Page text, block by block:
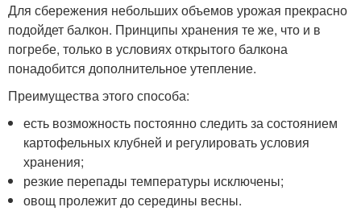
Для сбережения небольших объемов урожая прекрасно
подойдет балкон. Принципы хранения те же, что и в
погребе, только в условиях открытого балкона
понадобится дополнительное утепление.
Преимущества этого способа:
есть возможность постоянно следить за состоянием
картофельных клубней и регулировать условия
хранения;
резкие перепады температуры исключены;
овощ пролежит до середины весны.